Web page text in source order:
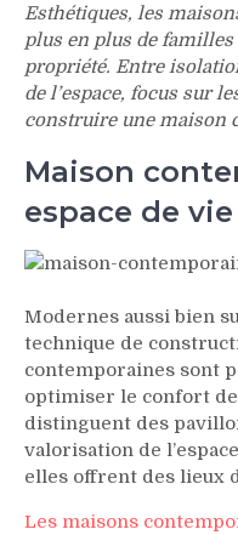
Esthétiques, les
plus en plus de
propriété. Entre
de l’espace, focus sur
construire une maison
Maison
espace de
Modernes aussi bien
technique de
contemporaines sont
optimiser le confort
distinguent des
valorisation de
elles offrent des lieux
Les maisons